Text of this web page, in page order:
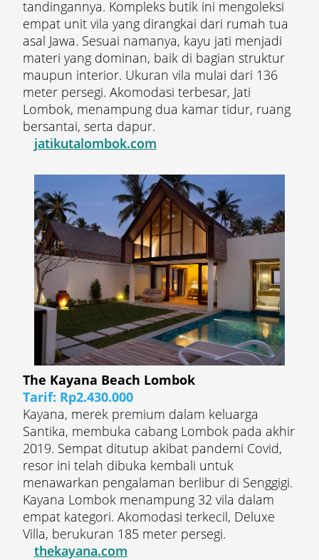
tandingannya. Kompleks butik ini mengoleksi
empat unit vila yang dirangkai dari rumah tua
asal Jawa. Sesuai namanya, kayu jati menjadi
materi yang dominan, baik di bagian struktur
maupun interior. Ukuran vila mulai dari 136
meter persegi. Akomodasi terbesar, Jati
Lombok, menampung dua kamar tidur, ruang
bersantai, serta dapur.
jatikutalombok.com
The Kayana Beach Lombok
Tarif: Rp2.430.000
Kayana, merek premium dalam keluarga
Santika, membuka cabang Lombok pada akhir
2019. Sempat ditutup akibat pandemi Covid,
resor ini telah dibuka kembali untuk
menawarkan pengalaman berlibur di Senggigi.
Kayana Lombok menampung 32 vila dalam
empat kategori. Akomodasi terkecil, Deluxe
Villa, berukuran 185 meter persegi.
thekayana.com